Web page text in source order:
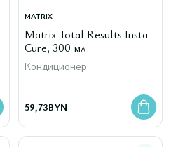
MATRIX
Matrix Total Results Insta
Cure, 300 мл
Кондиционер
59,73BYN